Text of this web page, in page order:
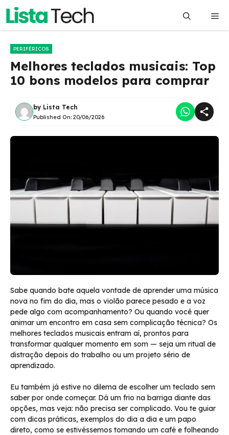
Pular
o
PERIFÉRICOS
Melhores teclados musicais: Top
10 bons modelos para comprar
by Lista Tech
Published On: 20/06/2026
Sabe quando bate aquela vontade de aprender uma música
nova no fim do dia, mas o violão parece pesado e a voz
pede algo com acompanhamento? Ou quando você quer
animar um encontro em casa sem complicação técnica? Os
melhores teclados musicais entram aí, prontos para
transformar qualquer momento em som — seja um ritual de
distração depois do trabalho ou um projeto sério de
aprendizado.
Eu também já estive no dilema de escolher um teclado sem
saber por onde começar. Dá um frio na barriga diante das
opções, mas veja: não precisa ser complicado. Vou te guiar
com dicas práticas, exemplos do dia a dia e um papo
direto, como se estivéssemos tomando um café e folheando